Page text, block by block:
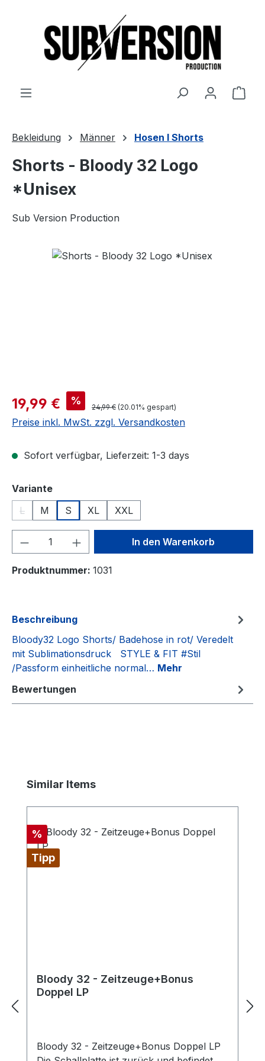
Bekleidung Männer Hosen I Shorts
Shorts - Bloody 32 Logo
*Unisex
Sub Version Production
Verkaufspreis:
19,99 € % Regulärer Preis:
24,99 € (20.01% gespart)
Preise inkl. MwSt. zzgl. Versandkosten
Sofort verfügbar, Lieferzeit: 1-3 days
Varianteauswählen
L
(Diese Option ist zurzeit nicht verfügbar.)
M S XL XXL
Produkt Anzahl: Gib denIn den Warenkorb
Produktnummer: 1031
Beschreibung
Bloody32 Logo Shorts/ Badehose in rot/ Veredelt
mit Sublimationsdruck STYLE & FIT #Stil
/Passform einheitliche normal… Mehr
Bewertungen
Produktgalerie überspringen
Similar Items
Rabatt
%
Tipp
Bloody 32 - Zeitzeuge+Bonus
Doppel LP
Bloody 32 - Zeitzeuge+Bonus Doppel LP